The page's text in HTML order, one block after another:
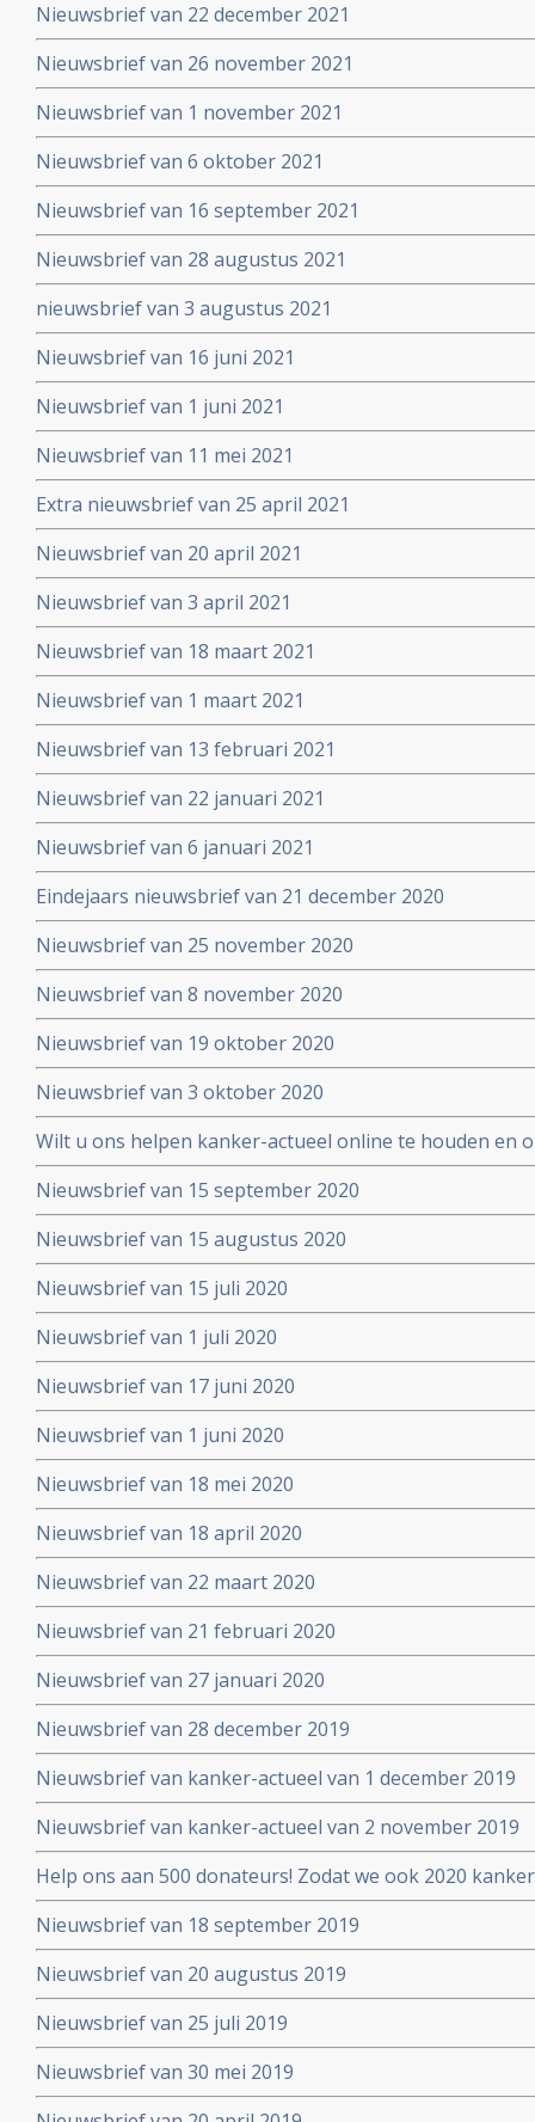
Nieuwsbrief van 22 december 2021
Nieuwsbrief van 26 november 2021
Nieuwsbrief van 1 november 2021
Nieuwsbrief van 6 oktober 2021
Nieuwsbrief van 16 september 2021
Nieuwsbrief van 28 augustus 2021
nieuwsbrief van 3 augustus 2021
Nieuwsbrief van 16 juni 2021
Nieuwsbrief van 1 juni 2021
Nieuwsbrief van 11 mei 2021
Extra nieuwsbrief van 25 april 2021
Nieuwsbrief van 20 april 2021
Nieuwsbrief van 3 april 2021
Nieuwsbrief van 18 maart 2021
Nieuwsbrief van 1 maart 2021
Nieuwsbrief van 13 februari 2021
Nieuwsbrief van 22 januari 2021
Nieuwsbrief van 6 januari 2021
Eindejaars nieuwsbrief van 21 december 2020
Nieuwsbrief van 25 november 2020
Nieuwsbrief van 8 november 2020
Nieuwsbrief van 19 oktober 2020
Nieuwsbrief van 3 oktober 2020
Wilt u ons helpen kanker-actueel online te houden en
extra donatie aub?
Nieuwsbrief van 15 september 2020
Nieuwsbrief van 15 augustus 2020
Nieuwsbrief van 15 juli 2020
Nieuwsbrief van 1 juli 2020
Nieuwsbrief van 17 juni 2020
Nieuwsbrief van 1 juni 2020
Nieuwsbrief van 18 mei 2020
Nieuwsbrief van 18 april 2020
Nieuwsbrief van 22 maart 2020
Nieuwsbrief van 21 februari 2020
Nieuwsbrief van 27 januari 2020
Nieuwsbrief van 28 december 2019
Nieuwsbrief van kanker-actueel van 1 december 2019
Nieuwsbrief van kanker-actueel van 2 november 2019
Help ons aan 500 donateurs! Zodat we ook 2020
voortzetten
Nieuwsbrief van 18 september 2019
Nieuwsbrief van 20 augustus 2019
Nieuwsbrief van 25 juli 2019
Nieuwsbrief van 30 mei 2019